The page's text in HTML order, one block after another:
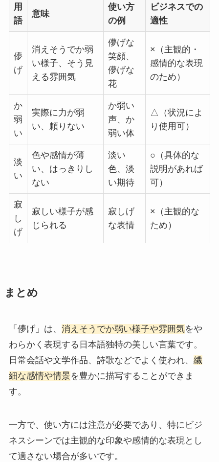
用
語
意味
使い方
の例
ビジネスでの
適性
儚
げ
消えそうでか弱
い様子、そう見
える雰囲気
儚げな
笑顔、
儚げな
花
×（主観的・
感情的な表現
のため）
か
弱
い
実際に力が弱
い、頼りない
か弱い
声、か
弱い体
△（状況によ
り使用可）
淡
い
色や感情が薄
い、はっきりし
ない
淡い
色、淡
い期待
○（具体的な
説明があれば
可）
寂
し
げ
寂しい様子が感
じられる
寂しげ
な表情
×（主観的な
ため）
まとめ
「儚げ」は、 消えそうでか弱い様子や雰囲気をや
わらかく表現する日本語独特の美しい言葉です。
日常会話や文学作品、詩歌などでよく使われ、 繊
細な感情や情景を豊かに描写することができま
す。
一方で、使い方には注意が必要であり、特にビジ
ネスシーンでは主観的な印象や感情的な表現とし
て適さない場合が多いです。